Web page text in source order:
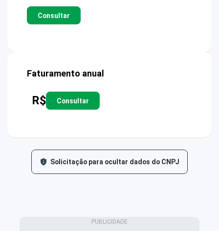
Consultar
Faturamento anual
R$ Consultar
Solicitação para ocultar dados do CNPJ